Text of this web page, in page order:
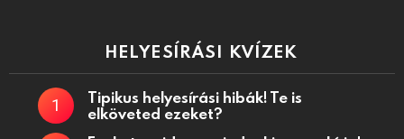
HELYESÍRÁSI KVÍZEK
Tipikus helyesírási hibák! Te is
elköveted ezeket?